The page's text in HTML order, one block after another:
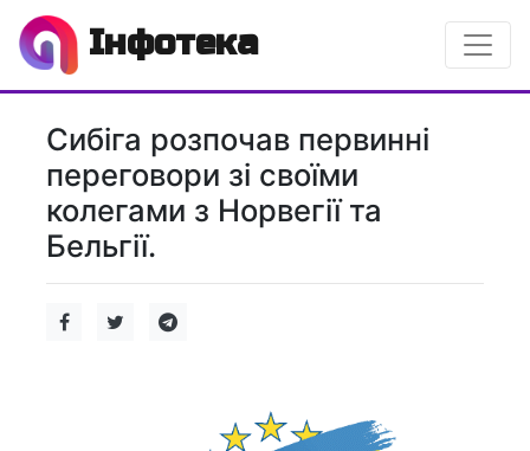
Інфотека
Сибіга розпочав первинні
переговори зі своїми
колегами з Норвегії та
Бельгії.